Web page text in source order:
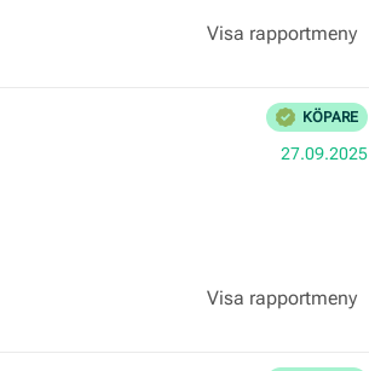
Bekräftad
KÖPARE
27.09.2025